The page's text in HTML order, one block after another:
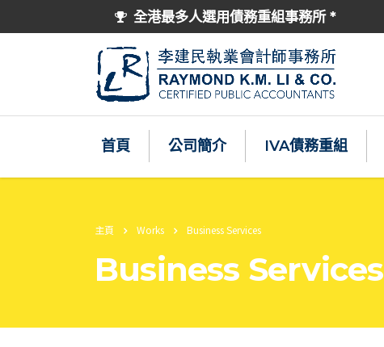
全港最多人選用債務重組事務所 *
首頁 公司簡介 IVA債務重組
主頁 Works Business Services
Business Services